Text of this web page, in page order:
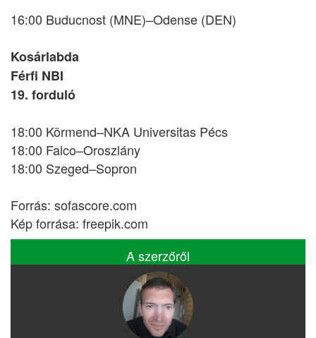
16:00 Buducnost (MNE)–Odense (DEN)
Kosárlabda
Férfi NBI
19. forduló
18:00 Körmend–NKA Universitas Pécs
18:00 Falco–Oroszlány
18:00 Szeged–Sopron
Forrás: sofascore.com
Kép forrása: freepik.com
A szerzőről